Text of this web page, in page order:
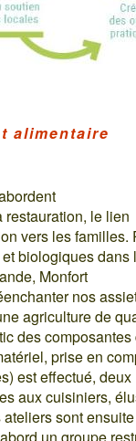
alimentaire
restauration, le lien
vers les familles.
biologiques dans
Monfort
nos
agriculture de
des composantes
prise en
est effectué, deux
aux cuisiniers,
sont ensuite